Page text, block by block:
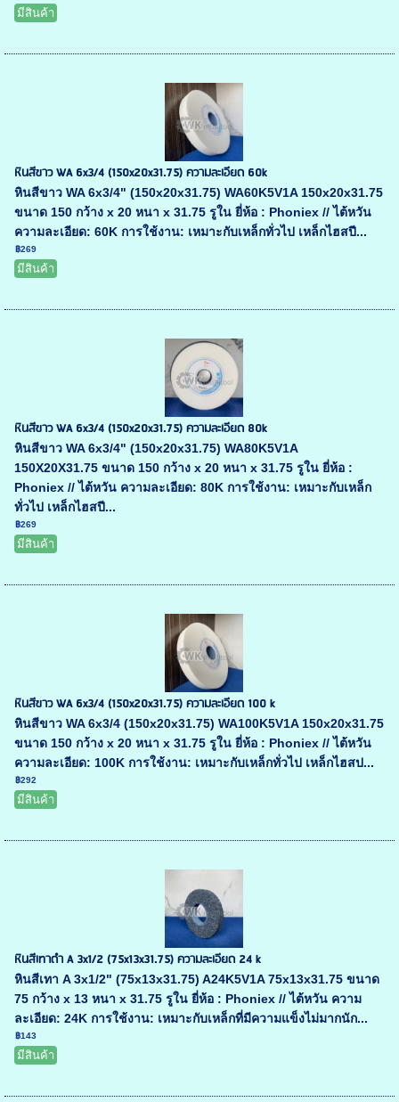
มีสินค้า
หินสีขาว WA 6x3/4 (150x20x31.75) ความละเอียด 60k
หินสีขาว WA 6x3/4" (150x20x31.75) WA60K5V1A 150x20x31.75
ขนาด 150 กว้าง x 20 หนา x 31.75 รูใน ยี่ห้อ : Phoniex // ไต้หวัน
ความละเอียด: 60K การใช้งาน: เหมาะกับเหล็กทั่วไป เหล็กไฮสปี...
฿269
มีสินค้า
หินสีขาว WA 6x3/4 (150x20x31.75) ความละเอียด 80k
หินสีขาว WA 6x3/4" (150x20x31.75) WA80K5V1A
150X20X31.75 ขนาด 150 กว้าง x 20 หนา x 31.75 รูใน ยี่ห้อ :
Phoniex // ไต้หวัน ความละเอียด: 80K การใช้งาน: เหมาะกับเหล็ก
ทั่วไป เหล็กไฮสปี...
฿269
มีสินค้า
หินสีขาว WA 6x3/4 (150x20x31.75) ความละเอียด 100 k
หินสีขาว WA 6x3/4 (150x20x31.75) WA100K5V1A 150x20x31.75
ขนาด 150 กว้าง x 20 หนา x 31.75 รูใน ยี่ห้อ : Phoniex // ไต้หวัน
ความละเอียด: 100K การใช้งาน: เหมาะกับเหล็กทั่วไป เหล็กไฮสป...
฿292
มีสินค้า
หินสีเทาดำ A 3x1/2 (75x13x31.75) ความละเอียด 24 k
หินสีเทา A 3x1/2" (75x13x31.75) A24K5V1A 75x13x31.75 ขนาด
75 กว้าง x 13 หนา x 31.75 รูใน ยี่ห้อ : Phoniex // ไต้หวัน ความ
ละเอียด: 24K การใช้งาน: เหมาะกับเหล็กที่มีความแข็งไม่มากนัก...
฿143
มีสินค้า